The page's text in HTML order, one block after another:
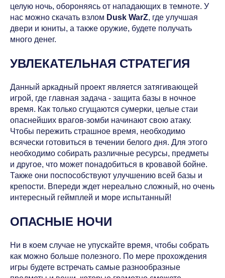
целую ночь, обороняясь от нападающих в темноте. У
нас можно скачать взлом Dusk WarZ, где улучшая
двери и юниты, а также оружие, будете получать
много денег.
УВЛЕКАТЕЛЬНАЯ СТРАТЕГИЯ
Данный аркадный проект является затягивающей
игрой, где главная задача - защита базы в ночное
время. Как только сгущаются сумерки, целые стаи
опаснейших врагов-зомби начинают свою атаку.
Чтобы пережить страшное время, необходимо
всячески готовиться в течении белого дня. Для этого
необходимо собирать различные ресурсы, предметы
и другое, что может понадобиться в кровавой бойне.
Также они поспособствуют улучшению всей базы и
крепости. Впереди ждет нереально сложный, но очень
интересный геймплей и море испытанный!
ОПАСНЫЕ НОЧИ
Ни в коем случае не упускайте время, чтобы собрать
как можно больше полезного. По мере прохождения
игры будете встречать самые разнообразные